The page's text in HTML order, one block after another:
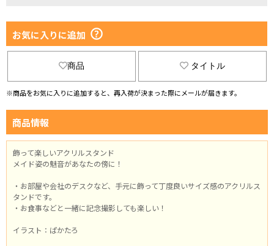
お気に入りに追加
商品 タイトル
※商品をお気に入りに追加すると、再入荷が決まった際にメールが届きます。
商品情報
飾って楽しいアクリルスタンド
メイド姿の魅音があなたの傍に！
・お部屋や会社のデスクなど、手元に飾って丁度良いサイズ感のアクリルス
タンドです。
・お食事などと一緒に記念撮影しても楽しい！
イラスト：ぱかたろ